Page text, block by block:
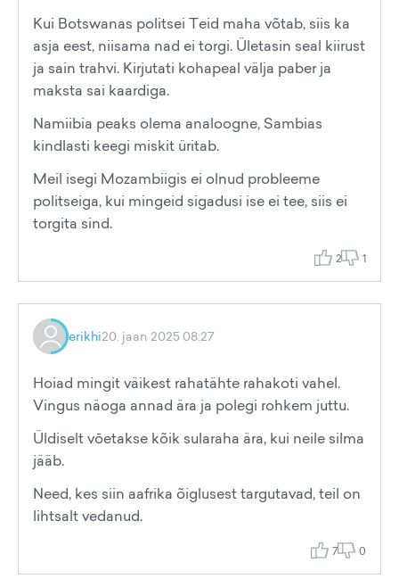
Kui Botswanas politsei Teid maha võtab, siis ka
asja eest, niisama nad ei torgi. Ületasin seal kiirust
ja sain trahvi. Kirjutati kohapeal välja paber ja
maksta sai kaardiga.
Namiibia peaks olema analoogne, Sambias
kindlasti keegi miskit üritab.
Meil isegi Mozambiigis ei olnud probleeme
politseiga, kui mingeid sigadusi ise ei tee, siis ei
torgita sind.
2 1
erikhi20. jaan 2025 08:27
Hoiad mingit väikest rahatähte rahakoti vahel.
Vingus näoga annad ära ja polegi rohkem juttu.
Üldiselt vōetakse kõik sularaha ära, kui neile silma
jääb.
Need, kes siin aafrika õiglusest targutavad, teil on
lihtsalt vedanud.
7 0